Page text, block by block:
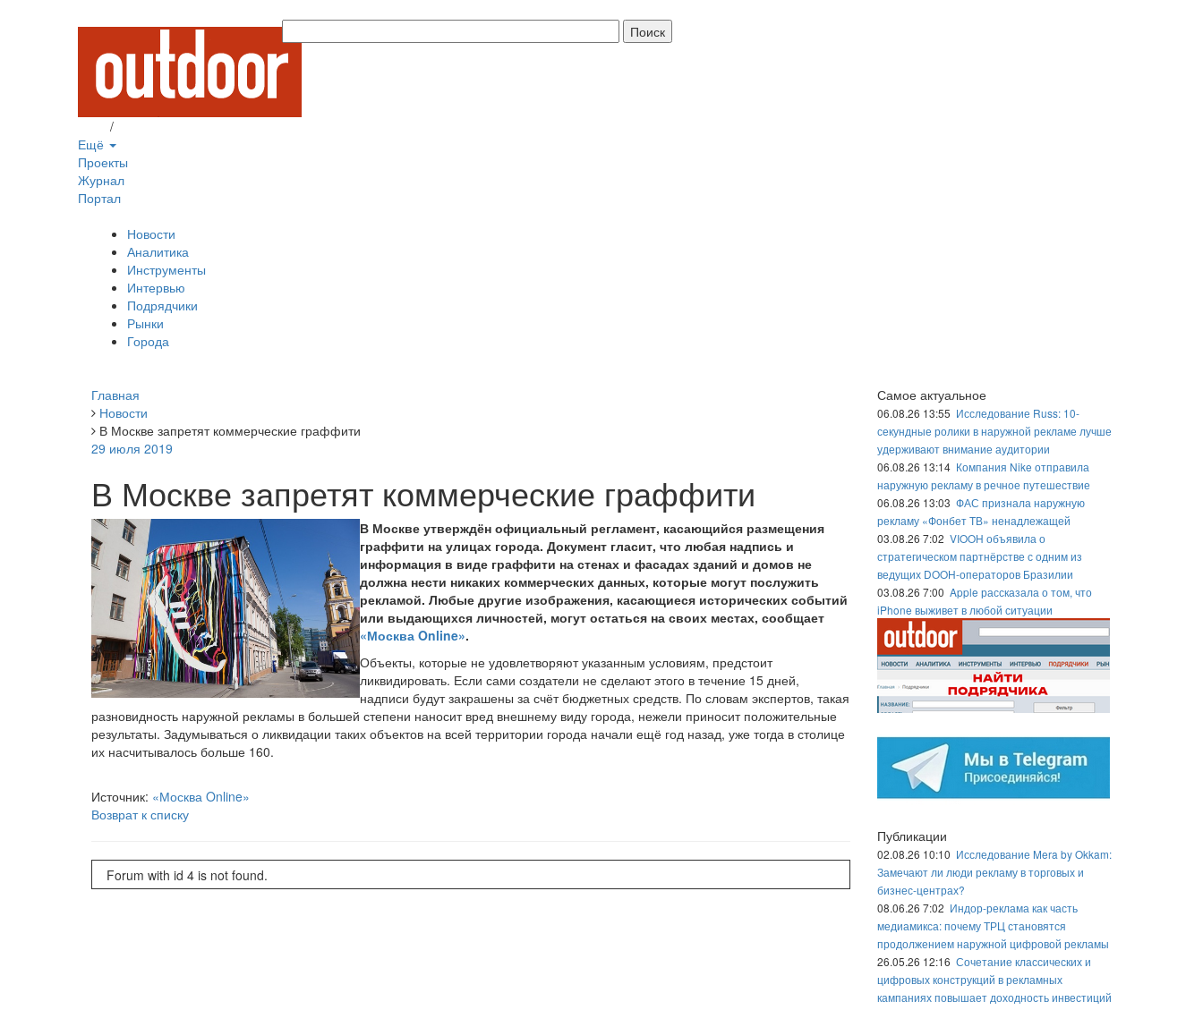
/
Ещё
Проекты
Журнал
Портал
Новости
Аналитика
Инструменты
Интервью
Подрядчики
Рынки
Города
Главная
Новости
В Москве запретят коммерческие граффити
29 июля 2019
В Москве запретят коммерческие граффити
В Москве утверждён официальный регламент, касающийся размещения
граффити на улицах города. Документ гласит, что любая надпись и
информация в виде граффити на стенах и фасадах зданий и домов не
должна нести никаких коммерческих данных, которые могут послужить
рекламой. Любые другие изображения, касающиеся исторических событий
или выдающихся личностей, могут остаться на своих местах, сообщает
«Москва Online».
Объекты, которые не удовлетворяют указанным условиям, предстоит
ликвидировать. Если сами создатели не сделают этого в течение 15 дней,
надписи будут закрашены за счёт бюджетных средств. По словам экспертов, такая
разновидность наружной рекламы в большей степени наносит вред внешнему виду города, нежели приносит положительные
результаты. Задумываться о ликвидации таких объектов на всей территории города начали ещё год назад, уже тогда в столице
их насчитывалось больше 160.
Источник: «Москва Online»
Возврат к списку
Forum with id 4 is not found.
Самое актуальное
06.08.26 13:55 Исследование Russ: 10-
секундные ролики в наружной рекламе лучше
удерживают внимание аудитории
06.08.26 13:14 Компания Nike отправила
наружную рекламу в речное путешествие
06.08.26 13:03 ФАС признала наружную
рекламу «Фонбет ТВ» ненадлежащей
03.08.26 7:02 VIOOH объявила о
стратегическом партнёрстве с одним из
ведущих DOOH-операторов Бразилии
03.08.26 7:00 Apple рассказала о том, что
iPhone выживет в любой ситуации
Публикации
02.08.26 10:10 Исследование Mera by Okkam:
Замечают ли люди рекламу в торговых и
бизнес-центрах?
08.06.26 7:02 Индор-реклама как часть
медиамикса: почему ТРЦ становятся
продолжением наружной цифровой рекламы
26.05.26 12:16 Сочетание классических и
цифровых конструкций в рекламных
кампаниях повышает доходность инвестиций